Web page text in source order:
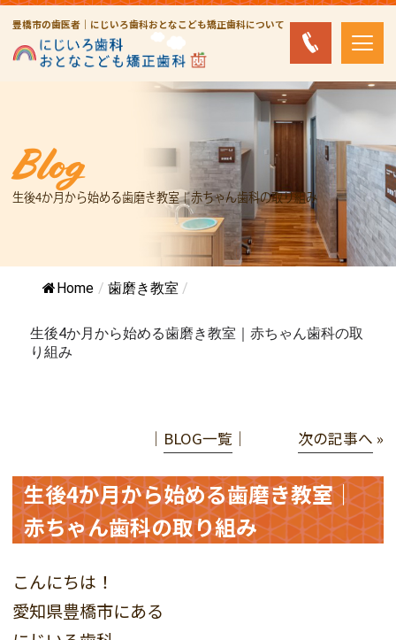
豊橋市の歯医者｜にじいろ歯科おとなこども矯正歯科について
Blog
生後4か月から始める歯磨き教室｜赤ちゃん歯科の取り組み
Home / 歯磨き教室 /
生後4か月から始める歯磨き教室｜赤ちゃん歯科の取
り組み
│ BLOG一覧 │ 次の記事へ »
生後4か月から始める歯磨き教室｜
赤ちゃん歯科の取り組み
こんにちは！
愛知県豊橋市にある